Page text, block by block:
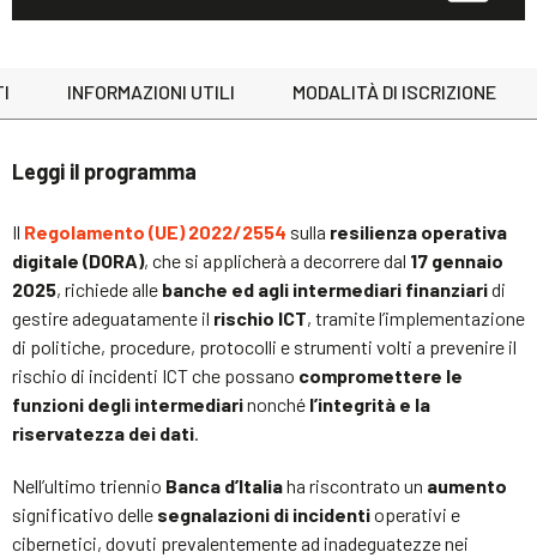
INFORMAZIONI UTILI MODALITÀ DI ISCRIZIONE
Leggi il programma
Il Regolamento (UE) 2022/2554 sulla resilienza operativa
digitale (DORA), che si applicherà a decorrere dal 17 gennaio
2025, richiede alle banche ed agli intermediari finanziaridi
gestire adeguatamente il rischio ICT, tramite l’implementazione
di politiche, procedure, protocolli e strumenti volti a prevenire il
rischio di incidenti ICT che possano compromettere le
funzioni degli intermediarinonché l’integrità e la
riservatezza dei dati.
Nell’ultimo triennio Banca d’Italiaha riscontrato un aumento
significativo delle segnalazioni di incidentioperativi e
cibernetici, dovuti prevalentemente ad inadeguatezze nei